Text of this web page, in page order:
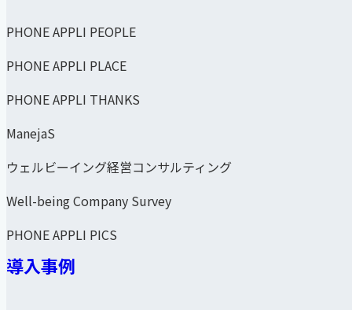
PHONE APPLI PEOPLE
PHONE APPLI PLACE
PHONE APPLI THANKS
ManejaS
ウェルビーイング経営コンサルティング
Well-being Company Survey
PHONE APPLI PICS
導入事例